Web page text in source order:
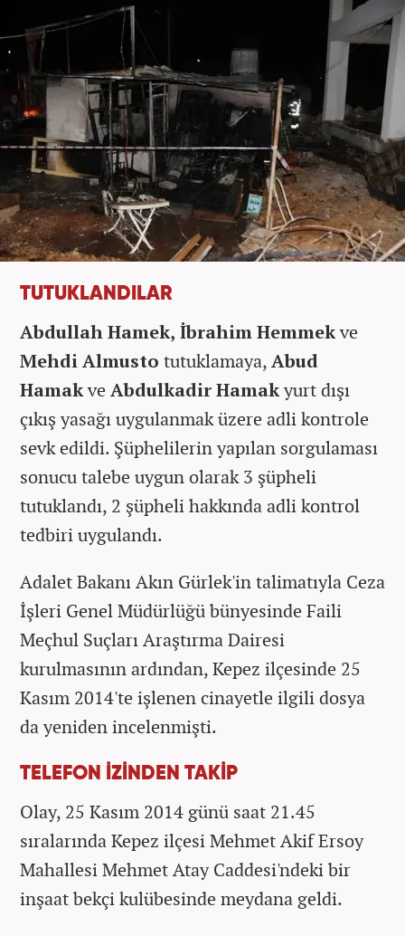
TUTUKLANDILAR
Abdullah Hamek, İbrahim Hemmekve
Mehdi Almusto tutuklamaya,Abud
Hamakve Abdulkadir Hamakyurt dışı
çıkış yasağı uygulanmak üzere adli kontrole
sevk edildi. Şüphelilerin yapılan sorgulaması
sonucu talebe uygun olarak 3 şüpheli
tutuklandı, 2 şüpheli hakkında adli kontrol
tedbiri uygulandı.
Adalet Bakanı Akın Gürlek'in talimatıyla Ceza
İşleri Genel Müdürlüğü bünyesinde Faili
Meçhul Suçları Araştırma Dairesi
kurulmasının ardından, Kepez ilçesinde 25
Kasım 2014'te işlenen cinayetle ilgili dosya
da yeniden incelenmişti.
TELEFON İZİNDEN TAKİP
Olay, 25 Kasım 2014 günü saat 21.45
sıralarında Kepez ilçesi Mehmet Akif Ersoy
Mahallesi Mehmet Atay Caddesi'ndeki bir
inşaat bekçi kulübesinde meydana geldi.